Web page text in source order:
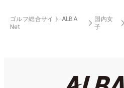
ゴルフ総合サイト ALBA
Net
国内女
子